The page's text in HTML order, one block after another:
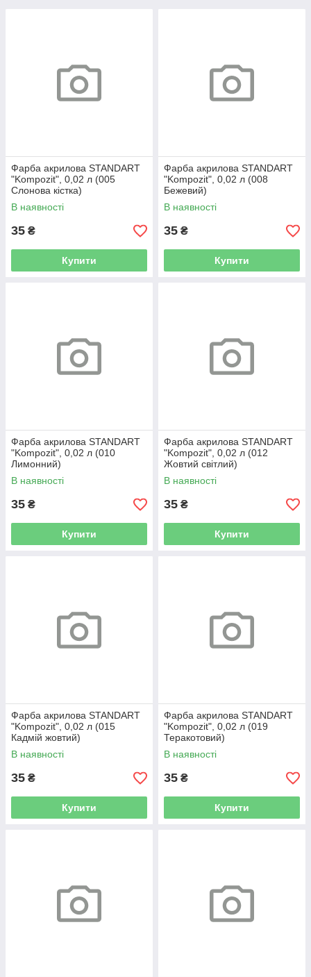
Фарба акрилова STANDART
"Kompozit", 0,02 л (005
Слонова кістка)
В наявності
35 ₴
Купити
Фарба акрилова STANDART
"Kompozit", 0,02 л (008
Бежевий)
В наявності
35 ₴
Купити
Фарба акрилова STANDART
"Kompozit", 0,02 л (010
Лимонний)
В наявності
35 ₴
Купити
Фарба акрилова STANDART
"Kompozit", 0,02 л (012
Жовтий світлий)
В наявності
35 ₴
Купити
Фарба акрилова STANDART
"Kompozit", 0,02 л (015
Кадмій жовтий)
В наявності
35 ₴
Купити
Фарба акрилова STANDART
"Kompozit", 0,02 л (019
Теракотовий)
В наявності
35 ₴
Купити